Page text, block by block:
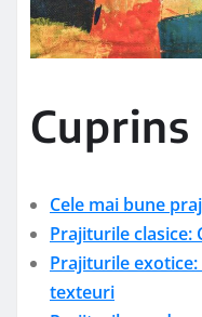
Cuprins
Cele mai bune
Prajiturile clasice:
Prajiturile
texteuri